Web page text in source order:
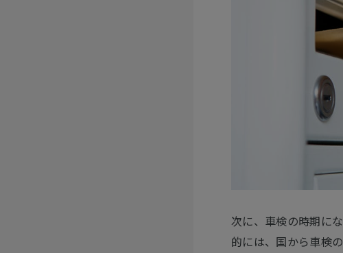
次に、車検の時期に
的には、国から車検